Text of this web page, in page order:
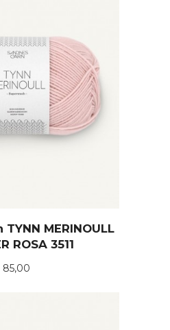
MERINOULL
ROSA 3511
Pris
85,00